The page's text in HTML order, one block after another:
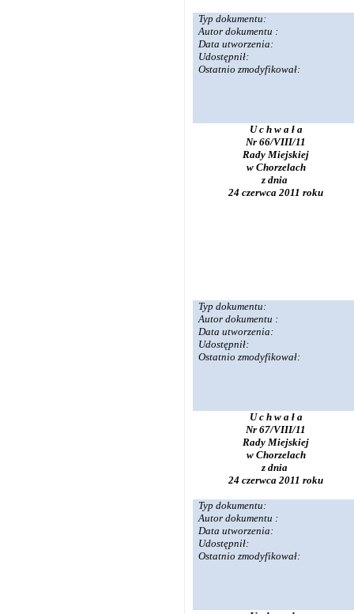
Typ dokumentu:
Autor dokumentu :
Data utworzenia:
Udostępnił:
Ostatnio zmodyfikował:
U c h w a ł a
Nr 66/VIII/11
Rady Miejskiej
w Chorzelach
z dnia
24 czerwca 2011 roku
Typ dokumentu:
Autor dokumentu :
Data utworzenia:
Udostępnił:
Ostatnio zmodyfikował:
U c h w a ł a
Nr 67/VIII/11
Rady Miejskiej
w Chorzelach
z dnia
24 czerwca 2011 roku
Typ dokumentu:
Autor dokumentu :
Data utworzenia:
Udostępnił:
Ostatnio zmodyfikował: